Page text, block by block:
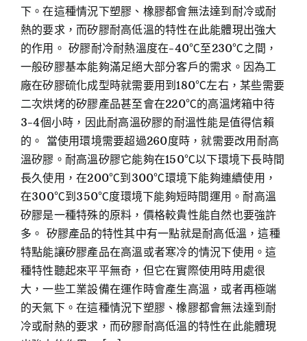
下。在這種情況下塑膠、橡膠都會無法達到耐冷或耐
熱的要求，而矽膠耐高低溫的特性在此能體現出強大
的作用。 矽膠耐冷耐熱溫度在-40℃至230℃之間，
一般矽膠基本能夠滿足絕大部分客戶的需求。因為工
廠在矽膠硫化成型時就需要用到180℃左右，某些需要
二次烘烤的矽膠產品甚至會在220℃的高溫烤箱中待
3-4個小時，因此耐高溫矽膠的耐溫性能是值得信賴
的。 當使用環境需要超過260度時，就需要改用耐高
溫矽膠。耐高溫矽膠它能夠在150℃以下環境下長時間
長久使用，在200℃到300℃環境下能夠連續使用，
在300℃到350℃度環境下能夠短時間運用。耐高溫
矽膠是一種特殊的原料，價格較貴性能自然也要強許
多。 矽膠產品的特性其中有一點就是耐高低溫，這種
特點能讓矽膠產品在高溫或者寒冷的情況下使用。這
種特性聽起來平平無奇，但它在實際使用時用處很
大，一些工業設備在運作時會產生高溫，或者再極端
的天氣下。在這種情況下塑膠、橡膠都會無法達到耐
冷或耐熱的要求，而矽膠耐高低溫的特性在此能體現